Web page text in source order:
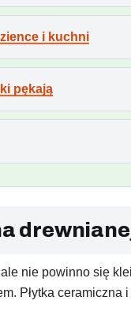
i kuchni
pękają
nie powinno się
Płytka